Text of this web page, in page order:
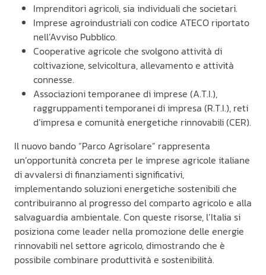
Imprenditori agricoli, sia individuali che societari.
Imprese agroindustriali con codice ATECO riportato
nell’Avviso Pubblico.
Cooperative agricole che svolgono attività di
coltivazione, selvicoltura, allevamento e attività
connesse.
Associazioni temporanee di imprese (A.T.I.),
raggruppamenti temporanei di impresa (R.T.I.), reti
d’impresa e comunità energetiche rinnovabili (CER).
Il nuovo bando “Parco Agrisolare” rappresenta
un’opportunità concreta per le imprese agricole italiane
di avvalersi di finanziamenti significativi,
implementando soluzioni energetiche sostenibili che
contribuiranno al progresso del comparto agricolo e alla
salvaguardia ambientale. Con queste risorse, l’Italia si
posiziona come leader nella promozione delle energie
rinnovabili nel settore agricolo, dimostrando che è
possibile combinare produttività e sostenibilità.